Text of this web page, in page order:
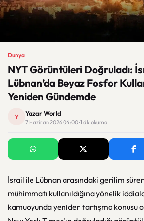
Dunya
NYT Görüntüleri Doğruladı:
Lübnan’da Beyaz Fosfor
Yeniden Gündemde
Y Yazar World
7 Haziran 2026 04:00 · 1 dk okuma
İsrail ile Lübnan arasındaki gerilim
mühimmatı kullanıldığına yönelik
kamuoyunda yeniden tartışma konusu